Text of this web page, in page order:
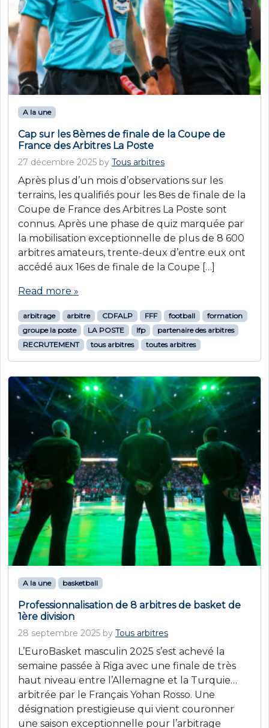
A la une
Cap sur les 8èmes de finale de la Coupe de
France des Arbitres La Poste
27 décembre 2025 by Tous arbitres
Après plus d’un mois d’observations sur les
terrains, les qualifiés pour les 8es de finale de la
Coupe de France des Arbitres La Poste sont
connus. Après une phase de quiz marquée par
la mobilisation exceptionnelle de plus de 8 600
arbitres amateurs, trente-deux d’entre eux ont
accédé aux 16es de finale de la Coupe […]
Read more »
arbitrage arbitre CDFALP FFF football
formation
groupe la poste
LA POSTE lfp
partenaire des arbitres
RECRUTEMENT
tous arbitres toutes arbitres
A la une basketball
Professionnalisation de 8 arbitres de basket de
1ère division
28 septembre 2025 by Tous arbitres
L’EuroBasket masculin 2025 s’est achevé la
semaine passée à Riga avec une finale de très
haut niveau entre l’Allemagne et la Turquie…
arbitrée par le Français Yohan Rosso. Une
désignation prestigieuse qui vient couronner
une saison exceptionnelle pour l’arbitrage